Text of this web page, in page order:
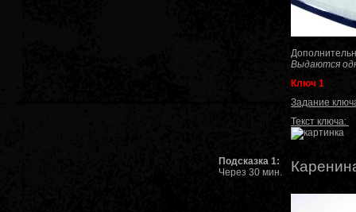
Выдаются
Ключ 1
Задание
Текст ключа:
Подсказка 1:
Через 30 мин.